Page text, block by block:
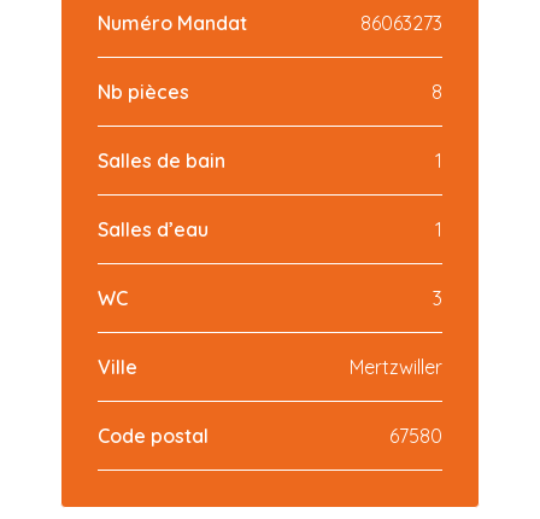
Numéro Mandat 86063273
Nb pièces 8
Salles de bain 1
Salles d’eau 1
WC 3
Ville Mertzwiller
Code postal 67580